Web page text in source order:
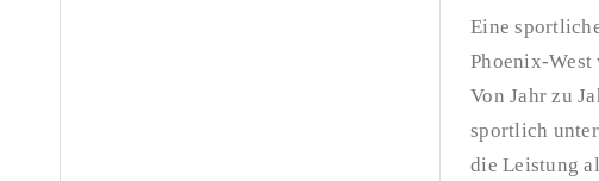
Eine
Phoenix-
Von Jahr zu
sportlich
die Leistung